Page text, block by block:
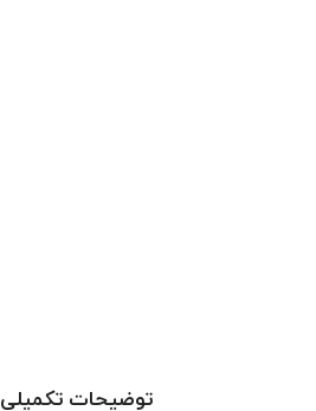
توضیحات تکمیلی